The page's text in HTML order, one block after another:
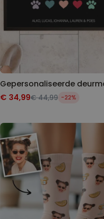
€ 34,99€ 44,99 -22%